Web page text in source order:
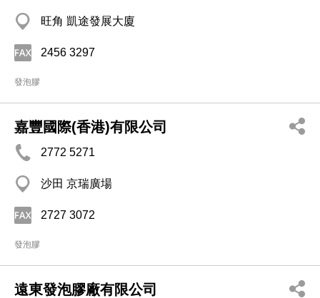
旺角 凱途發展大廈
2456 3297
發泡膠
嘉豐國際(香港)有限公司
2772 5271
沙田 京瑞廣場
2727 3072
發泡膠
遠東發泡膠廠有限公司